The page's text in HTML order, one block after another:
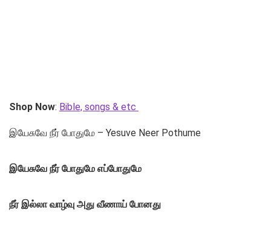
Shop Now: Bible, songs & etc
இயேசுவே நீர் போதுமே – Yesuve Neer Pothume
இயேசுவே நீர் போதுமே எப்போதுமே
நீர் இல்லா வாழ்வு அது வீணாய் போனது